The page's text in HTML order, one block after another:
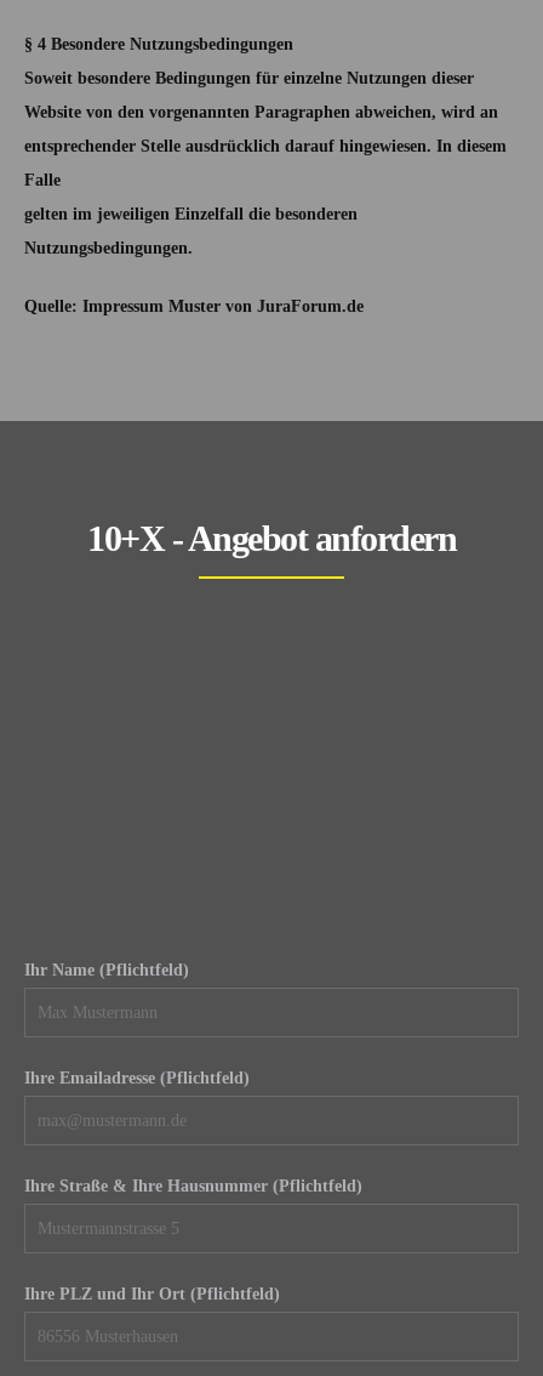
§ 4 Besondere Nutzungsbedingungen
Soweit besondere Bedingungen für einzelne Nutzungen dieser
Website von den vorgenannten Paragraphen abweichen, wird an
entsprechender Stelle ausdrücklich darauf hingewiesen. In diesem
Falle
gelten im jeweiligen Einzelfall die besonderen
Nutzungsbedingungen.
Quelle: Impressum Muster von JuraForum.de
10+X - Angebot anfordern
Ihr Name (Pflichtfeld)
Ihre Emailadresse (Pflichtfeld)
Ihre Straße & Ihre Hausnummer (Pflichtfeld)
Ihre PLZ und Ihr Ort (Pflichtfeld)